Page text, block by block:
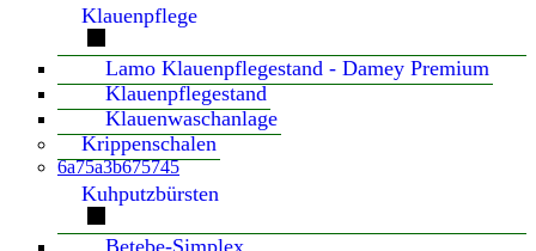
Klauenpflege
Lamo Klauenpflegestand - Damey Premium
Klauenpflegestand
Klauenwaschanlage
Krippenschalen
6a75a3b675745
Kuhputzbürsten
Betebe-Simplex